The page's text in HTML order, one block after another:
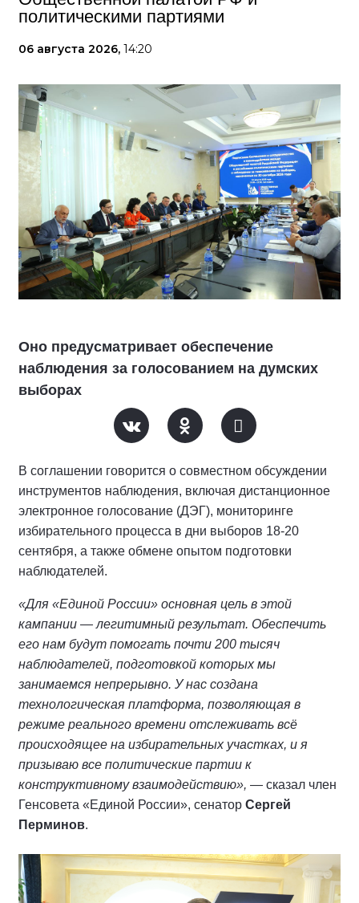
политическими партиями
06 августа 2026, 14:20
Оно предусматривает обеспечение
наблюдения за голосованием на думских
выборах
В соглашении говорится о совместном обсуждении
инструментов наблюдения, включая дистанционное
электронное голосование (ДЭГ), мониторинге
избирательного процесса в дни выборов 18-20
сентября, а также обмене опытом подготовки
наблюдателей.
«Для «Единой России» основная цель в этой
кампании — легитимный результат. Обеспечить
его нам будут помогать почти 200 тысяч
наблюдателей, подготовкой которых мы
занимаемся непрерывно. У нас создана
технологическая платформа, позволяющая в
режиме реального времени отслеживать всё
происходящее на избирательных участках, и я
призываю все политические партии к
конструктивному взаимодействию», — сказал член
Генсовета «Единой России», сенатор Сергей
Перминов.